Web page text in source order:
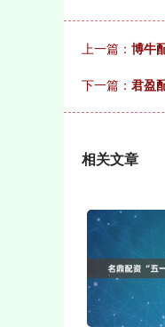
上一篇： 博牛
下一篇： 君盈
相关文章